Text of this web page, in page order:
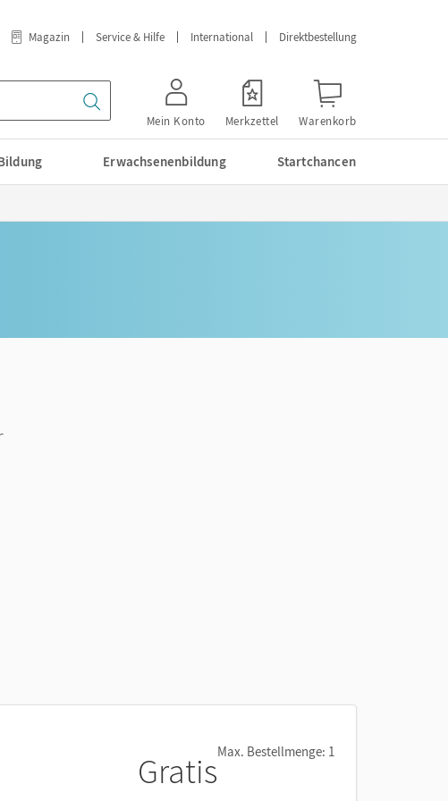
Magazin Service & Hilfe International Direktbestellung
Mein Konto Merkzettel Warenkorb
Erwachsenenbildung Startchancen
GratisMax. Bestellmenge: 1